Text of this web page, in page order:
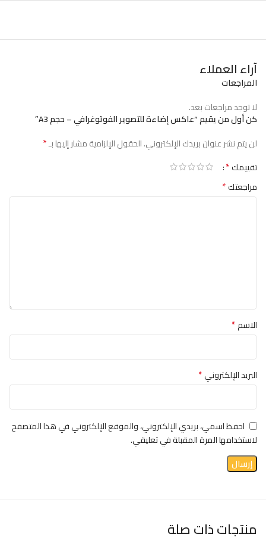
آراء العملاء
المراجعات
لا توجد مراجعات بعد.
كن أول من يقيم “عاكس إضاءة للتصوير الفوتوغرافي – حجم A3”
لن يتم نشر عنوان بريدك الإلكتروني.الحقول الإلزامية مشار إليها بـ*
تقييمك*
مراجعتك*
الاسم*
البريد الإلكتروني*
احفظ اسمي، بريدي الإلكتروني، والموقع الإلكتروني في هذا المتصفح
لاستخدامها المرة المقبلة في تعليقي.
منتجات ذات صلة